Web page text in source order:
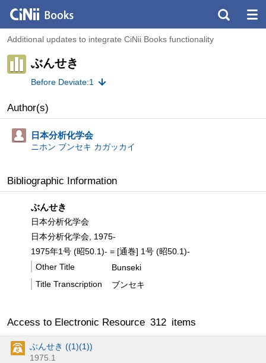
Additional updates to integrate CiNii Books functionality
ぶんせき
Before Deviate:1
Author(s)
日本分析化学会
ニホン ブンセキ カガッカイ
Bibliographic Information
ぶんせき
日本分析化学会
日本分析化学会, 1975-
1975年1号 (昭50.1)- = [通巻] 1号 (昭50.1)-
Other Title
Bunseki
Title Transcription
ブンセキ
Access to Electronic Resource 312 items
ぶんせき ((1)(1))
1975.1